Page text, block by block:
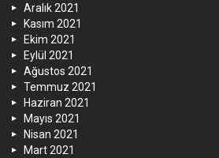
Aralık 2021
Kasım 2021
Ekim 2021
Eylül 2021
Ağustos 2021
Temmuz 2021
Haziran 2021
Mayıs 2021
Nisan 2021
Mart 2021